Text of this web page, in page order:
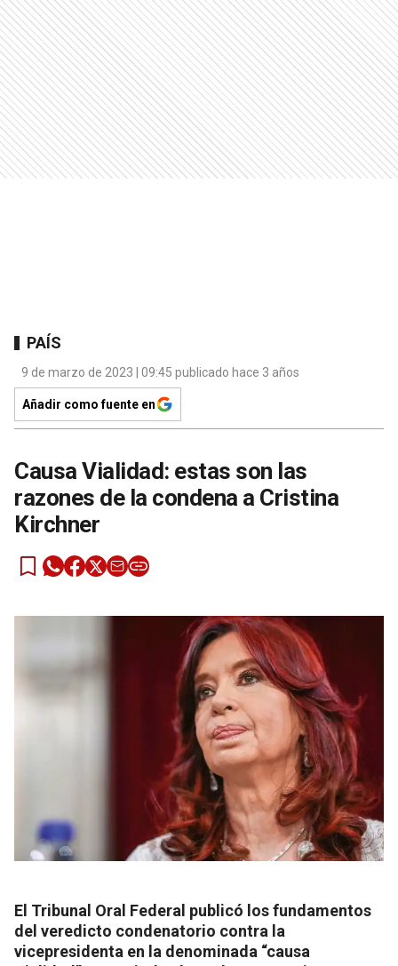
PAÍS
9 de marzo de 2023 | 09:45 publicado hace 3 años
Añadir como fuente en
Causa Vialidad: estas son las
razones de la condena a Cristina
Kirchner
El Tribunal Oral Federal publicó los fundamentos
del veredicto condenatorio contra la
vicepresidenta en la denominada “causa